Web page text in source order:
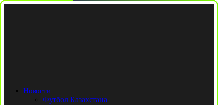
Новости
Футбол Казахстана